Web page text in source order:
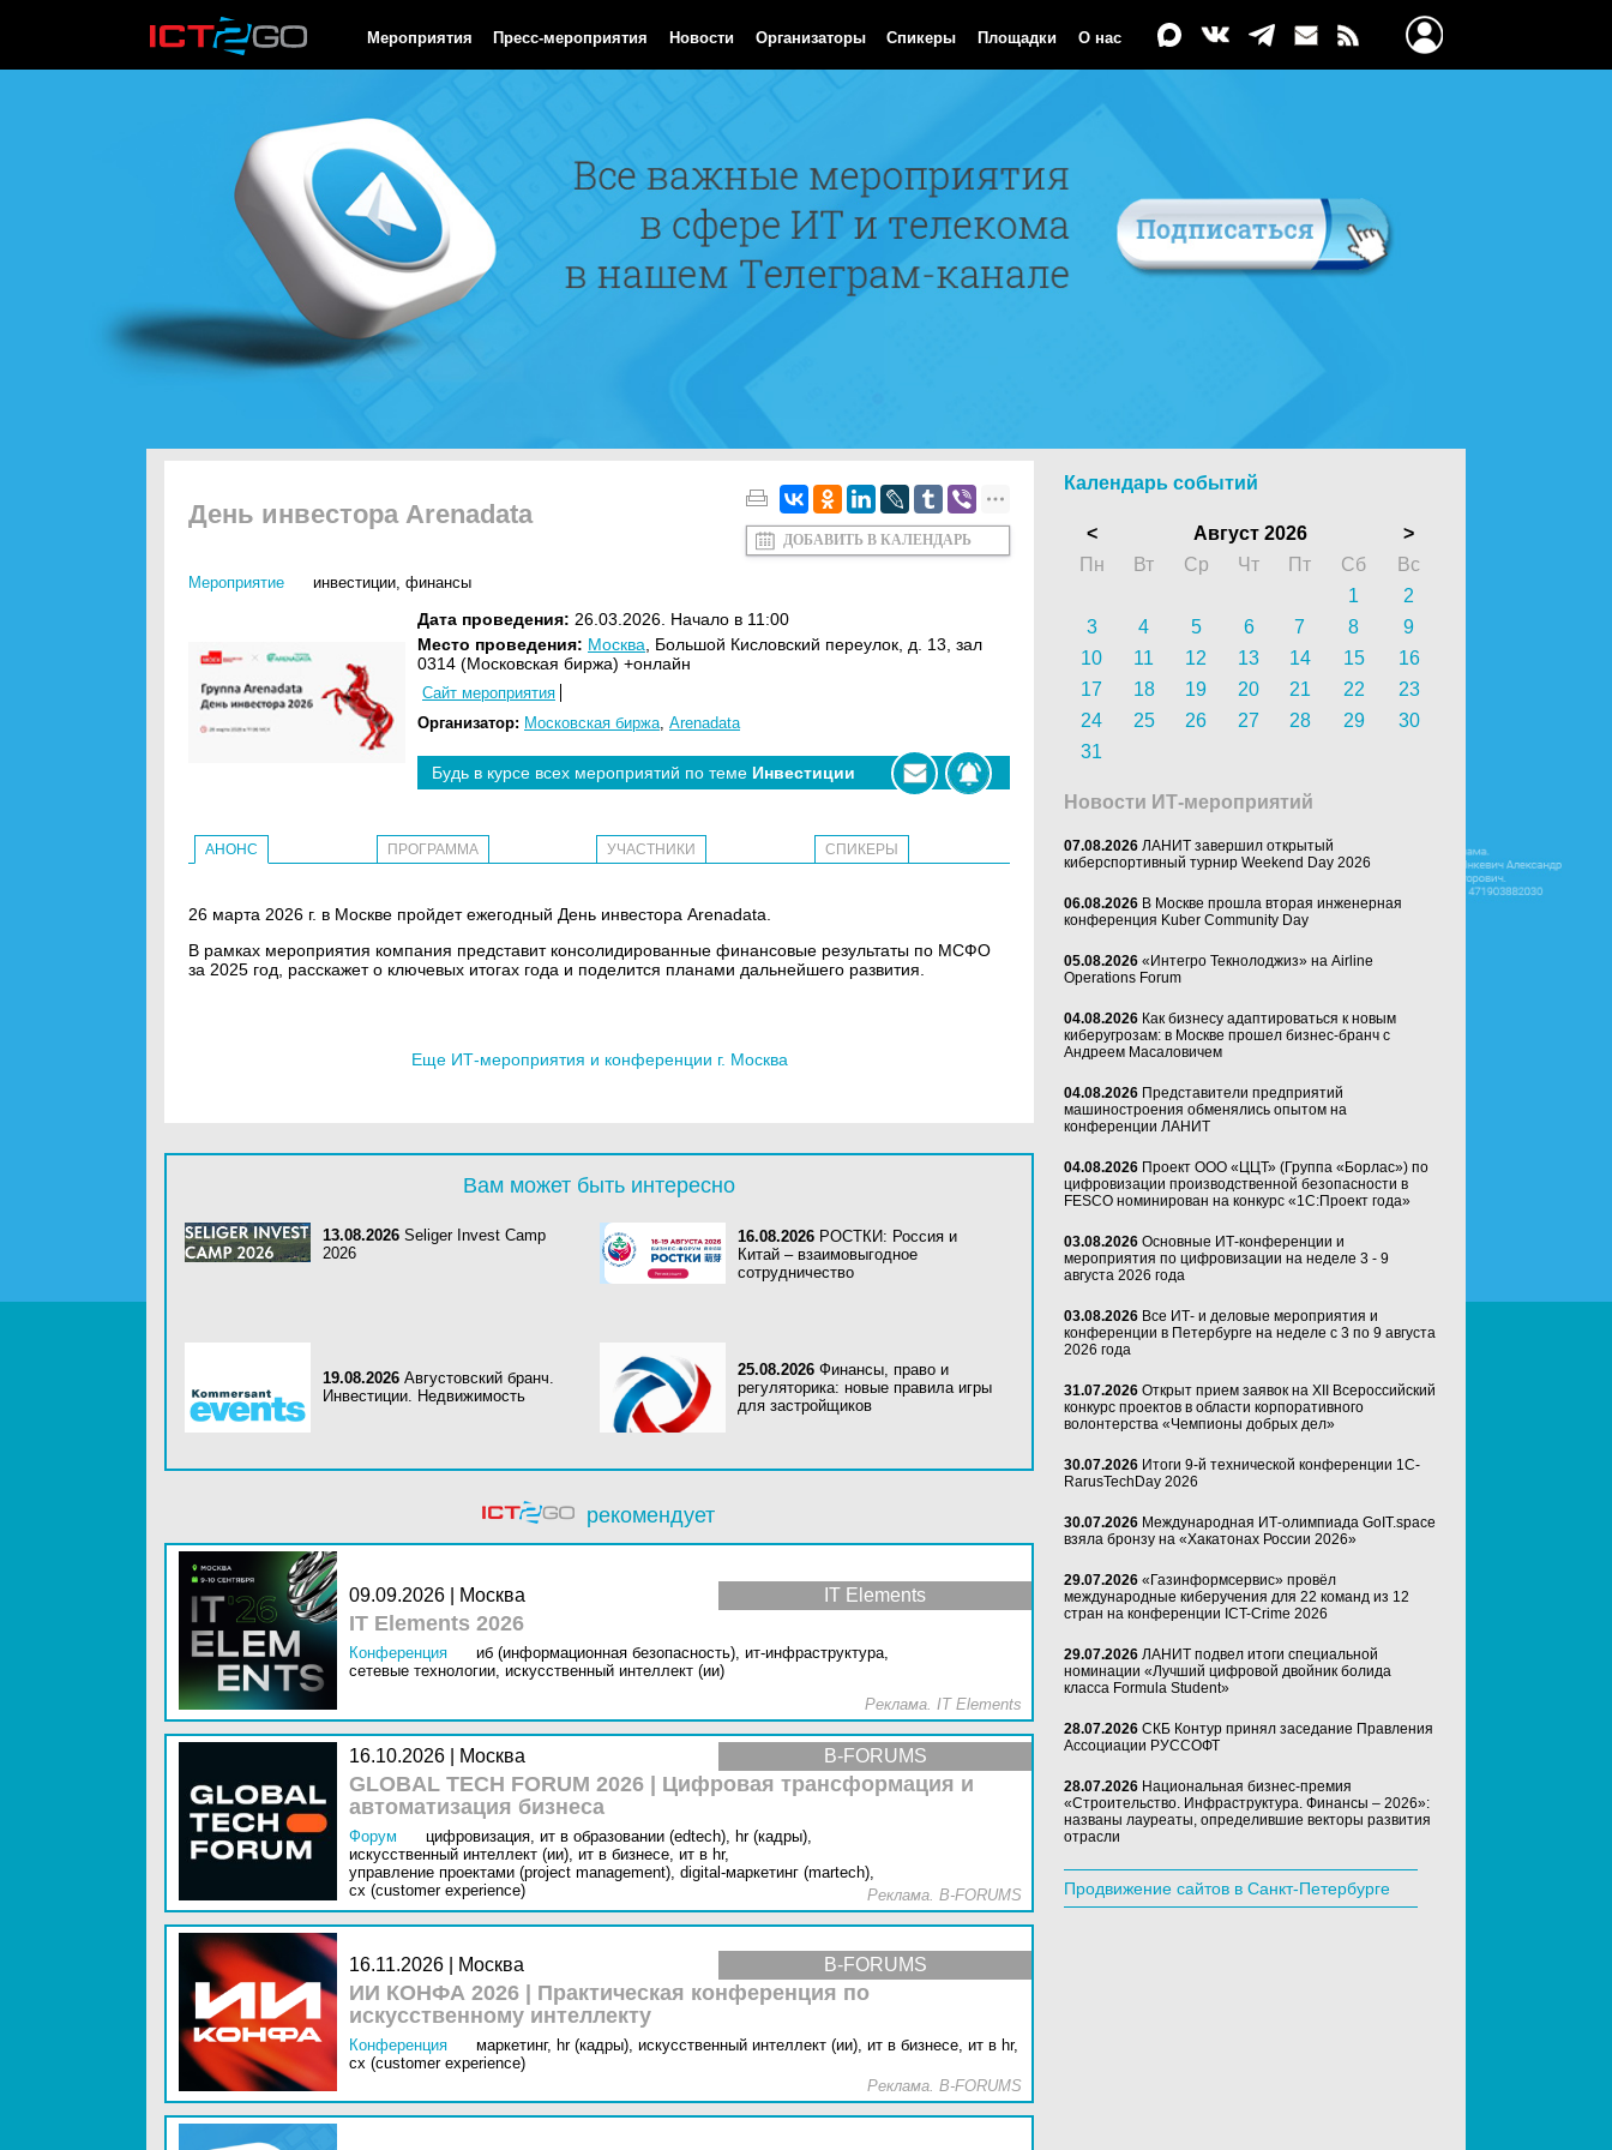
Мероприятия Пресс-мероприятия Новости Организаторы Спикеры Площадки О нас
День инвестора Arenadata
ДОБАВИТЬ В КАЛЕНДАРЬ
Мероприятие инвестиции, финансы
Дата проведения: 26.03.2026. Начало в 11:00
Место проведения: Москва , Большой Кисловский переулок, д. 13, зал
0314 (Московская биржа) +онлайн
Сайт мероприятия
Организатор: Московская биржа, Arenadata
Будь в курсе всех мероприятий по теме Инвестиции
АНОНС ПРОГРАММА УЧАСТНИКИ СПИКЕРЫ
26 марта 2026 г. в Москве пройдет ежегодный День инвестора Arenadata.
В рамках мероприятия компания представит консолидированные финансовые результаты по МСФО
за 2025 год, расскажет о ключевых итогах года и поделится планами дальнейшего развития.
Еще ИТ-мероприятия и конференции г. Москва
Вам может быть интересно
13.08.2026 Seliger Invest Camp
2026
16.08.2026 РОСТКИ: Россия и
Китай – взаимовыгодное
сотрудничество
19.08.2026 Августовский бранч.
Инвестиции. Недвижимость
25.08.2026 Финансы, право и
регуляторика: новые правила игры
для застройщиков
рекомендует
IT Elements
09.09.2026 | Москва
IT Elements 2026
Конференция иб (информационная безопасность), ит-инфраструктура,
сетевые технологии, искусственный интеллект (ии)
Реклама. IT Elements
B-FORUMS
16.10.2026 | Москва
GLOBAL TECH FORUM 2026 | Цифровая трансформация и
автоматизация бизнеса
Форум цифровизация, ит в образовании (edtech), hr (кадры),
искусственный интеллект (ии), ит в бизнесе, ит в hr,
управление проектами (project management), digital-маркетинг (martech),
cx (customer experience)
Реклама. B-FORUMS
B-FORUMS
16.11.2026 | Москва
ИИ КОНФА 2026 | Практическая конференция по
искусственному интеллекту
Конференция маркетинг, hr (кадры), искусственный интеллект (ии), ит в бизнесе, ит в hr,
cx (customer experience)
Реклама. B-FORUMS
Календарь событий
< Август 2026
>
Пн
Вт Ср Чт Пт Сб
Вс
1
2
3
4 5 6 7 8
9
10
11 12 13 14 15
16
17
18 19 20 21 22
23
24
25 26 27 28 29
30
31
Новости ИТ-мероприятий
07.08.2026 ЛАНИТ завершил открытый
киберспортивный турнир Weekend Day 2026
06.08.2026 В Москве прошла вторая инженерная
конференция Kuber Community Day
05.08.2026 «Интегро Текнолоджиз» на Airline
Operations Forum
04.08.2026 Как бизнесу адаптироваться к новым
киберугрозам: в Москве прошел бизнес-бранч с
Андреем Масаловичем
04.08.2026 Представители предприятий
машиностроения обменялись опытом на
конференции ЛАНИТ
04.08.2026 Проект ООО «ЦЦТ» (Группа «Борлас») по
цифровизации производственной безопасности в
FESCO номинирован на конкурс «1С:Проект года»
03.08.2026 Основные ИТ-конференции и
мероприятия по цифровизации на неделе 3 - 9
августа 2026 года
03.08.2026 Все ИТ- и деловые мероприятия и
конференции в Петербурге на неделе с 3 по 9 августа
2026 года
31.07.2026 Открыт прием заявок на XII Всероссийский
конкурс проектов в области корпоративного
волонтерства «Чемпионы добрых дел»
30.07.2026 Итоги 9-й технической конференции 1C-
RarusTechDay 2026
30.07.2026 Международная ИТ-олимпиада GoIT.space
взяла бронзу на «Хакатонах России 2026»
29.07.2026 «Газинформсервис» провёл
международные киберучения для 22 команд из 12
стран на конференции ICT-Crime 2026
29.07.2026 ЛАНИТ подвел итоги специальной
номинации «Лучший цифровой двойник болида
класса Formula Student»
28.07.2026 СКБ Контур принял заседание Правления
Ассоциации РУССОФТ
28.07.2026 Национальная бизнес-премия
«Строительство. Инфраструктура. Финансы – 2026»:
названы лауреаты, определившие векторы развития
отрасли
Продвижение сайтов в Санкт-Петербурге